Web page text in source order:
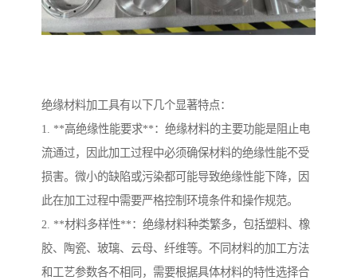
绝缘材料加工具有以下几个显著特点：
1. **高绝缘性能要求**：绝缘材料的主要功能是阻止电
流通过，因此加工过程中必须确保材料的绝缘性能不受
损害。微小的缺陷或污染都可能导致绝缘性能下降，因
此在加工过程中需要严格控制环境条件和操作规范。
2. **材料多样性**：绝缘材料种类繁多，包括塑料、橡
胶、陶瓷、玻璃、云母、纤维等。不同材料的加工方法
和工艺参数各不相同，需要根据具体材料的特性选择合